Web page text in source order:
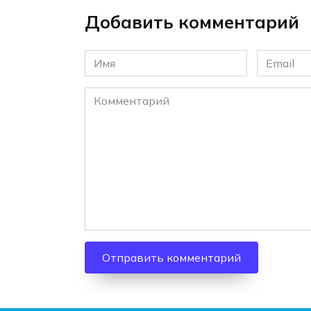
Добавить комментарий
Имя
*
Email
*
Комментарий